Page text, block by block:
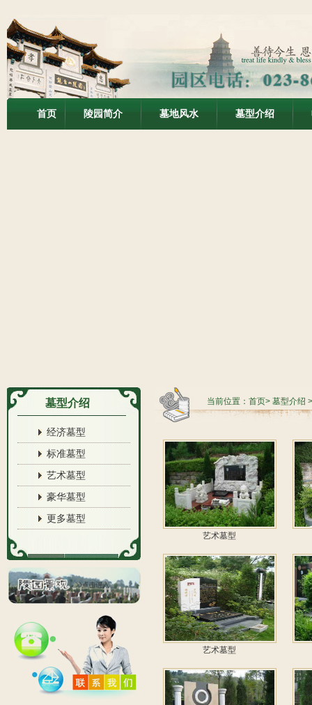
首页 陵园简介 墓地风水 墓型介绍
墓型介绍
经济墓型
标准墓型
艺术墓型
豪华墓型
更多墓型
当前位置： 首页> 墓型介绍
艺术墓型
艺术墓型